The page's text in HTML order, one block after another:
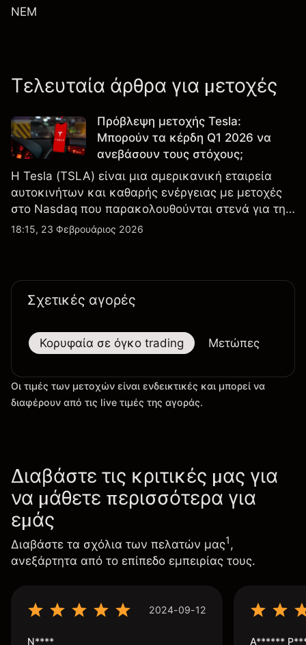
NEM
Τελευταία άρθρα για μετοχές
Πρόβλεψη μετοχής Tesla:
Μπορούν τα κέρδη Q1 2026 να
ανεβάσουν τους στόχους;
Η Tesla (TSLA) είναι μια αμερικανική εταιρεία
αυτοκινήτων και καθαρής ενέργειας με μετοχές
στο Nasdaq που παρακολουθούνται στενά για την
απόδοση κερδών, τα δεδομένα παραδόσεων και
18:15, 23 Φεβρουάριος 2026
Σχετικές αγορές
Κορυφαία σε όγκο trading Μετώπες
Οι τιμές των μετοχών είναι ενδεικτικές και μπορεί να
διαφέρουν από τις live τιμές της αγοράς.
Διαβάστε τις κριτικές μας για
να μάθετε περισσότερα για
εμάς
Διαβάστε τα σχόλια των πελατών μας1,
ανεξάρτητα από το επίπεδο εμπειρίας τους.
2024-09-12
N**** A******